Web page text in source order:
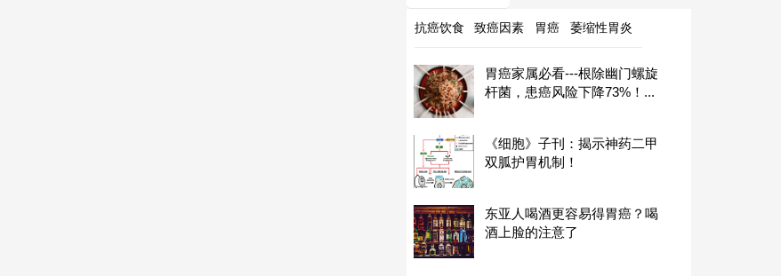
抗癌饮食 致癌因素 胃癌 萎缩性胃炎
胃癌家属必看---根除幽门螺旋
杆菌，患癌风险下降73%！...
《细胞》子刊：揭示神药二甲
双胍护胃机制！
东亚人喝酒更容易得胃癌？喝
酒上脸的注意了